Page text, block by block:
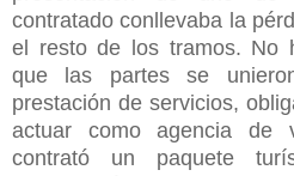
contratado conllevaba la
el resto de los tramos. No
que las partes se
prestación de servicios,
actuar como agencia de
contrató un paquete